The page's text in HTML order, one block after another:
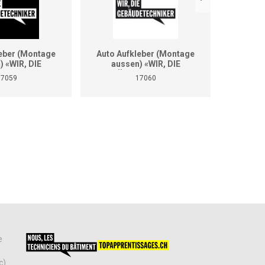
(Montage
«WIR, DIE
Auto Aufkleber (Montage
aussen) «WIR, DIE
GEBÄUDETECHNIKER»
17060